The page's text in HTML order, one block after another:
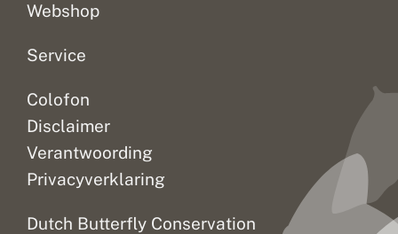
Webshop
Service
Colofon
Disclaimer
Verantwoording
Privacyverklaring
Dutch Butterfly Conservation